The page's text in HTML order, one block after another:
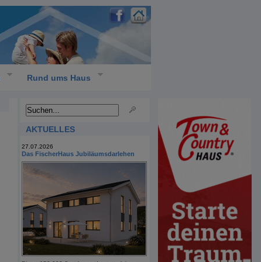
Rund ums Haus
AKTUELLES
27.07.2026
Das FischerHaus Jubiläumsdarlehen